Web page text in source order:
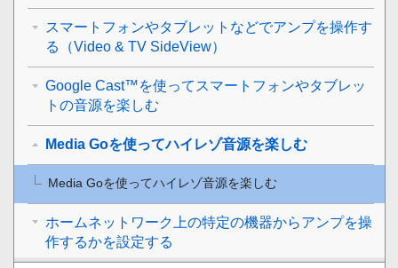
スマートフォンやタブレットなどでアンプを操作す
る（Video & TV SideView）
Google Cast™を使ってスマートフォンやタブレッ
トの音源を楽しむ
Media Goを使ってハイレゾ音源を楽しむ
Media Goを使ってハイレゾ音源を楽しむ
ホームネットワーク上の特定の機器からアンプを操
作するかを設定する